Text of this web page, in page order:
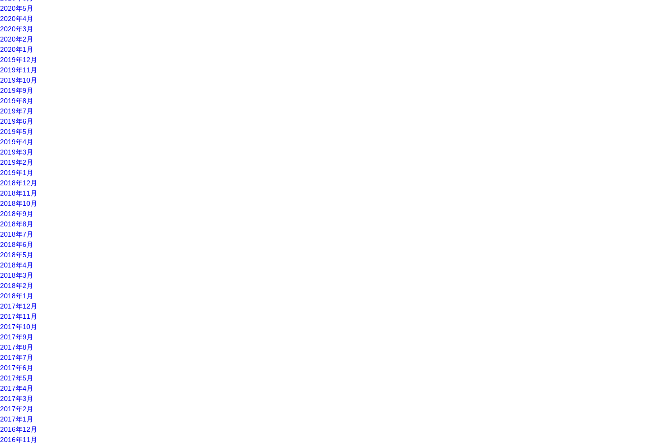
2020年5月
2020年4月
2020年3月
2020年2月
2020年1月
2019年12月
2019年11月
2019年10月
2019年9月
2019年8月
2019年7月
2019年6月
2019年5月
2019年4月
2019年3月
2019年2月
2019年1月
2018年12月
2018年11月
2018年10月
2018年9月
2018年8月
2018年7月
2018年6月
2018年5月
2018年4月
2018年3月
2018年2月
2018年1月
2017年12月
2017年11月
2017年10月
2017年9月
2017年8月
2017年7月
2017年6月
2017年5月
2017年4月
2017年3月
2017年2月
2017年1月
2016年12月
2016年11月